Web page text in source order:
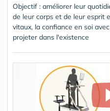
Objectif : améliorer leur
de leur corps et de leur esprit
vitaux, la confiance en soi
projeter dans l'existence